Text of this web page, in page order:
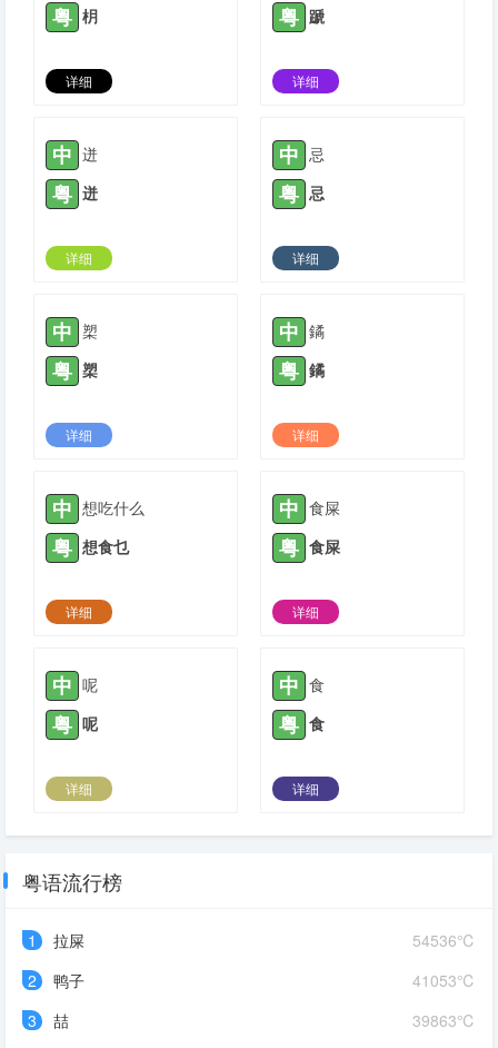
粤 枂
详细
粤 蹏
详细
中 迸
粤 迸
详细
中 忌
粤 忌
详细
中 槊
粤 槊
详细
中 鐍
粤 鐍
详细
中 想吃什么
粤 想食乜
详细
中 食屎
粤 食屎
详细
中 呢
粤 呢
详细
中 食
粤 食
详细
粤语流行榜
54536℃
1
拉屎
41053℃
2
鸭子
39863℃
3
喆